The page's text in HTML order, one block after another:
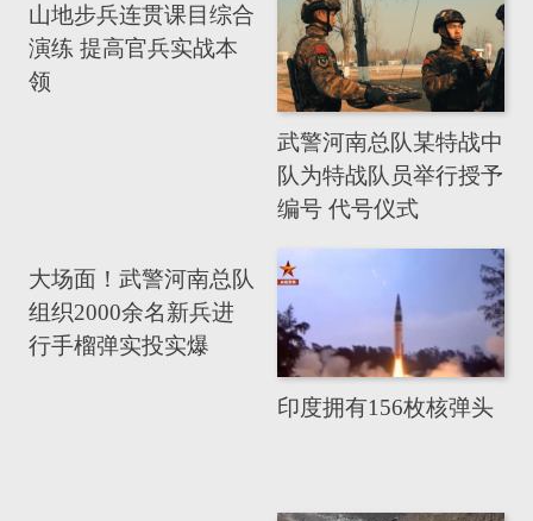
山地步兵连贯课目综合
演练 提高官兵实战本
领
武警河南总队某特战中
队为特战队员举行授予
编号 代号仪式
大场面！武警河南总队
组织2000余名新兵进
行手榴弹实投实爆
印度拥有156枚核弹头